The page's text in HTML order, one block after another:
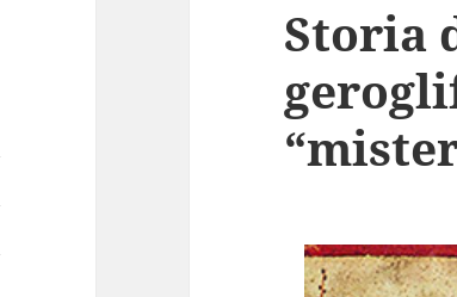
Storia